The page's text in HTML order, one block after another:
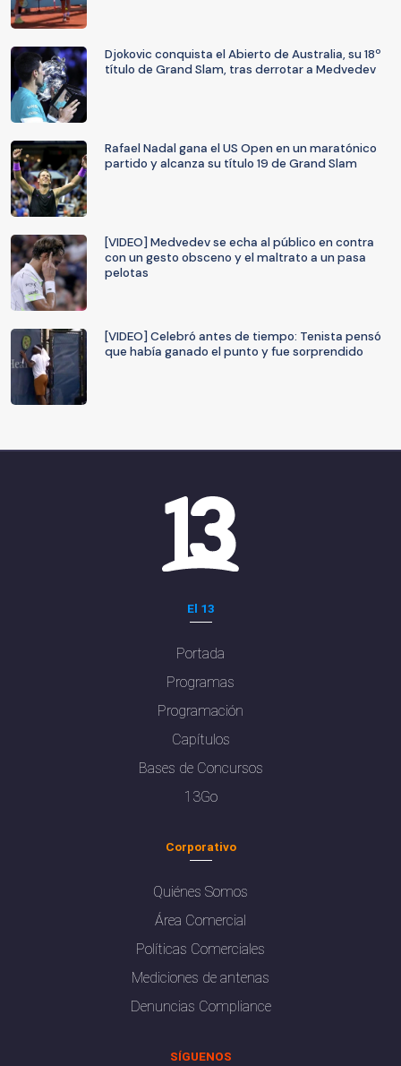
Djokovic conquista el Abierto de Australia, su 18º
título de Grand Slam, tras derrotar a Medvedev
Rafael Nadal gana el US Open en un maratónico
partido y alcanza su título 19 de Grand Slam
[VIDEO] Medvedev se echa al público en contra
con un gesto obsceno y el maltrato a un pasa
pelotas
[VIDEO] Celebró antes de tiempo: Tenista pensó
que había ganado el punto y fue sorprendido
El 13
Portada
Programas
Programación
Capítulos
Bases de Concursos
13Go
Corporativo
Quiénes Somos
Área Comercial
Políticas Comerciales
Mediciones de antenas
Denuncias Compliance
SÍGUENOS